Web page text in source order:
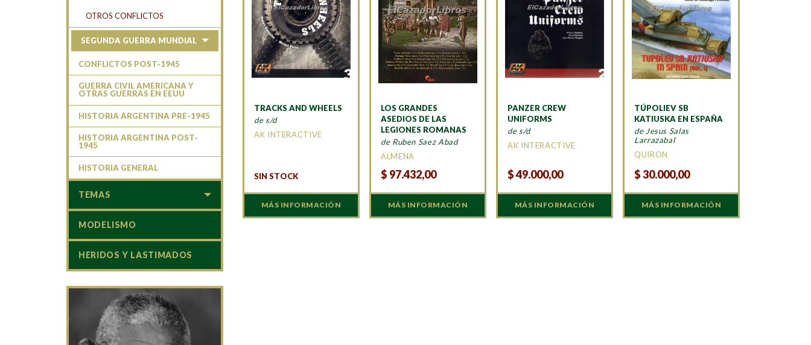
TRACKS AND WHEELS
de s/d
AK INTERACTIVE
SIN STOCK
MÁS INFORMACIÓN
LOS GRANDES
ASEDIOS DE LAS
LEGIONES ROMANAS
de Ruben Saez Abad
ALMENA
$ 97.432,00
MÁS INFORMACIÓN
PANZER CREW
UNIFORMS
de s/d
AK INTERACTIVE
$49.000,00
MÁS INFORMACIÓN
TÚPOLIEV SB
KATIUSKA EN ESPAÑA
de Jesus Salas
Larrazabal
QUIRON
$30.000,00
MÁS INFORMACIÓN
OTROS CONFLICTOS
SEGUNDA GUERRA MUNDIAL
CONFLICTOS POST-1945
GUERRA CIVIL AMERICANA Y
OTRAS GUERRAS EN EEUU
HISTORIA ARGENTINA PRE-1945
HISTORIA ARGENTINA POST-
1945
HISTORIA GENERAL
TEMAS
MODELISMO
HERIDOS Y LASTIMADOS